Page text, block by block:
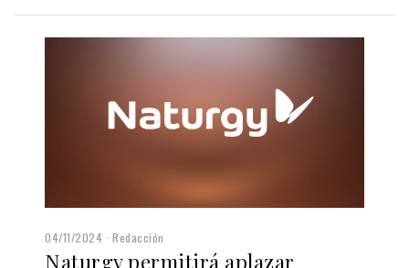
04/11/2024 Redacción
Naturgy permitirá aplazar